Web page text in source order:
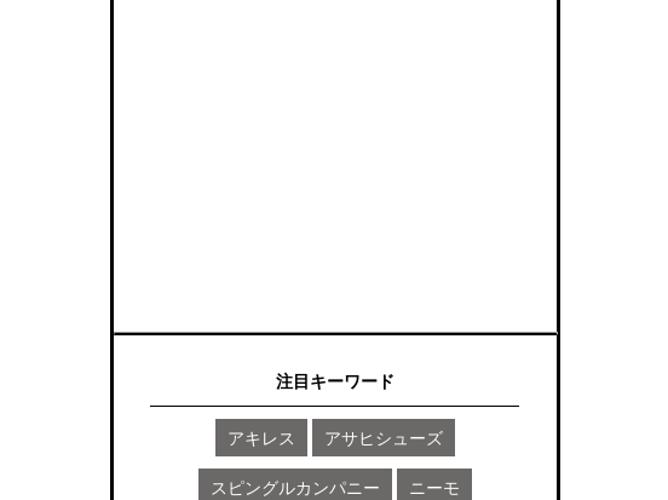
注目キーワード
アキレス アサヒシューズ
スピングルカンパニー ニーモ